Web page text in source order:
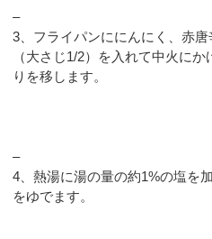
–
3、フライパンににんにく、赤
（大さじ1/2）を入れて中火に
りを移します。
–
4、熱湯に湯の量の約1%の塩を
をゆでます。